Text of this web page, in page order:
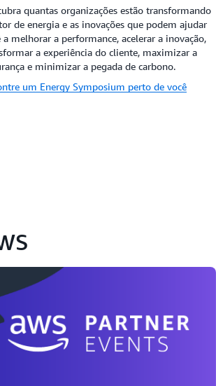
quantas organizações estão transformando
de energia e as inovações que podem ajudar
a melhorar a performance, acelerar a inovação,
a experiência do cliente, maximizar a
e minimizar a pegada de carbono.
um Energy Symposium perto de você